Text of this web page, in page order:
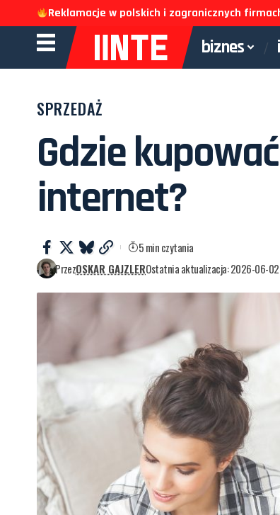
Reklamacje w polskich i zagranicznych
biznes
SPRZEDAŻ
Gdzie
internet?
PrzezOSKAR GAJZLEROstatnia aktualizacja: 2026-06-02
5 min czytania